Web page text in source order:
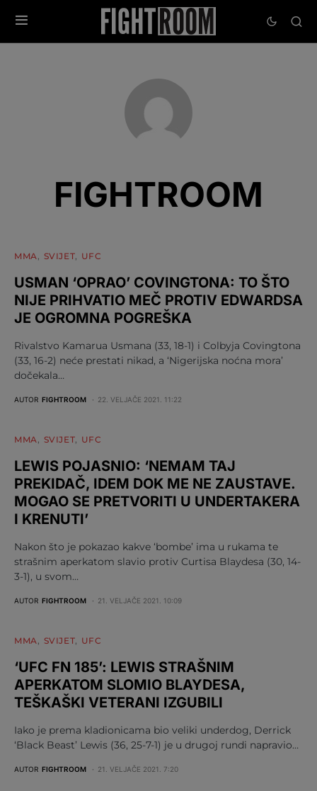
FIGHTROOM
MMA SVIJET UFC
USMAN ‘OPRAO’ COVINGTONA: TO ŠTO
NIJE PRIHVATIO MEČ PROTIV EDWARDSA
JE OGROMNA POGREŠKA
Rivalstvo Kamarua Usmana (33, 18-1) i Colbyja Covingtona
(33, 16-2) neće prestati nikad, a ‘Nigerijska noćna mora’
dočekala…
AUTOR FIGHTROOM 22. VELJAČE 2021. 11:22
MMA SVIJET UFC
LEWIS POJASNIO: ‘NEMAM TAJ
PREKIDAČ, IDEM DOK ME NE ZAUSTAVE.
MOGAO SE PRETVORITI U UNDERTAKERA
I KRENUTI’
Nakon što je pokazao kakve ‘bombe’ ima u rukama te
strašnim aperkatom slavio protiv Curtisa Blaydesa (30, 14-
3-1), u svom…
AUTOR FIGHTROOM 21. VELJAČE 2021. 10:09
MMA SVIJET UFC
‘UFC FN 185’: LEWIS STRAŠNIM
APERKATOM SLOMIO BLAYDESA,
TEŠKAŠKI VETERANI IZGUBILI
Iako je prema kladionicama bio veliki underdog, Derrick
‘Black Beast’ Lewis (36, 25-7-1) je u drugoj rundi napravio…
AUTOR FIGHTROOM 21. VELJAČE 2021. 7:20